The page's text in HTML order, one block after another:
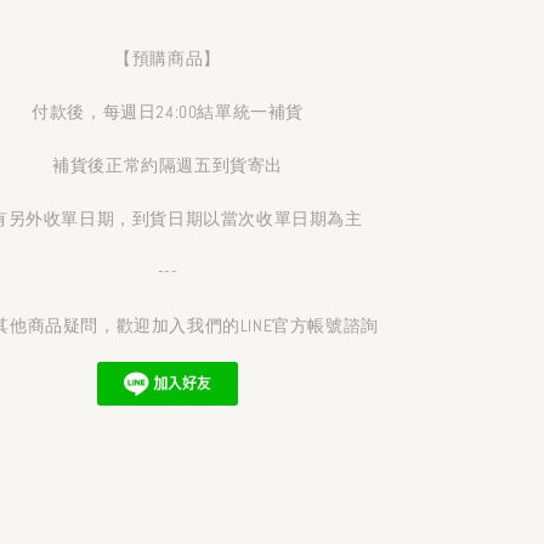
【預購商品】
付款後，每週日24:00結單統一補貨
補貨後正常約隔週五到貨寄出
另外收單日期，到貨日期以當次收單日期為主
---
他商品疑問，歡迎加入我們的LINE官方帳號諮詢